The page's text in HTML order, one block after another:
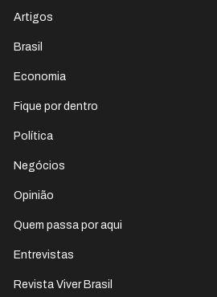
Artigos
Brasil
Economia
Fique por dentro
Política
Negócios
Opinião
Quem passa por aqui
Entrevistas
Revista Viver Brasil